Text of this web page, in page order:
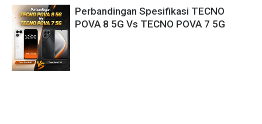
Perbandingan Spesifikasi TECNO
POVA 8 5G Vs TECNO POVA 7 5G